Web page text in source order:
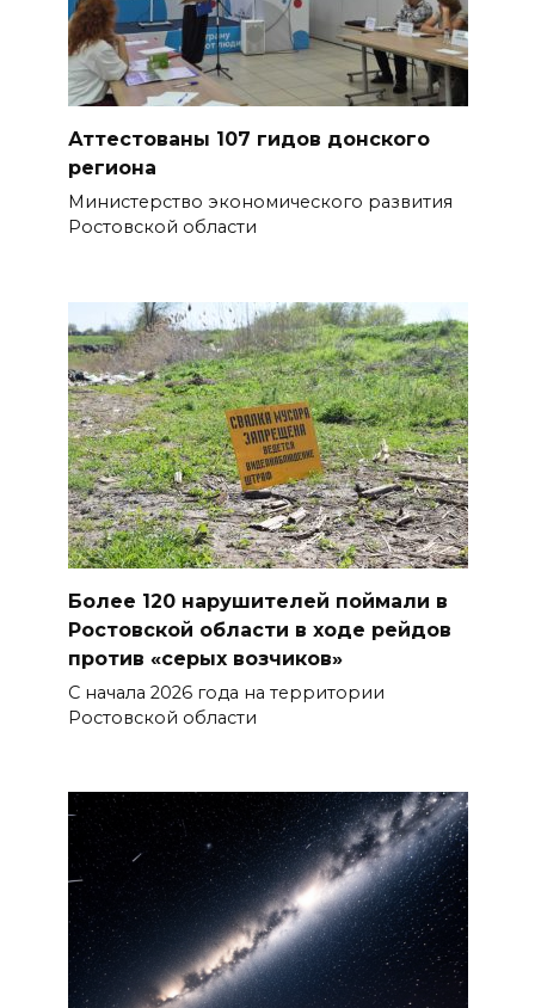
Аттестованы 107 гидов донского
региона
Министерство экономического развития
Ростовской области
Более 120 нарушителей поймали в
Ростовской области в ходе рейдов
против «серых возчиков»
С начала 2026 года на территории
Ростовской области